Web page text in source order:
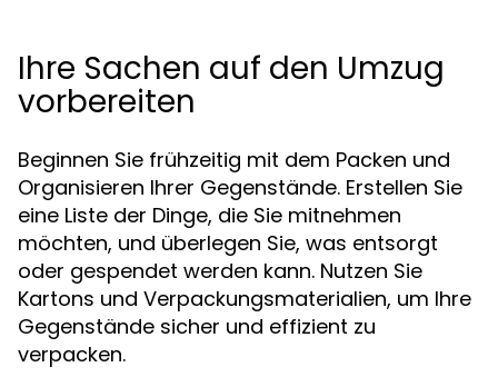
Ihre Sachen auf den Umzug
vorbereiten
Beginnen Sie frühzeitig mit dem Packen und
Organisieren Ihrer Gegenstände. Erstellen Sie
eine Liste der Dinge, die Sie mitnehmen
möchten, und überlegen Sie, was entsorgt
oder gespendet werden kann. Nutzen Sie
Kartons und Verpackungsmaterialien, um Ihre
Gegenstände sicher und effizient zu
verpacken.